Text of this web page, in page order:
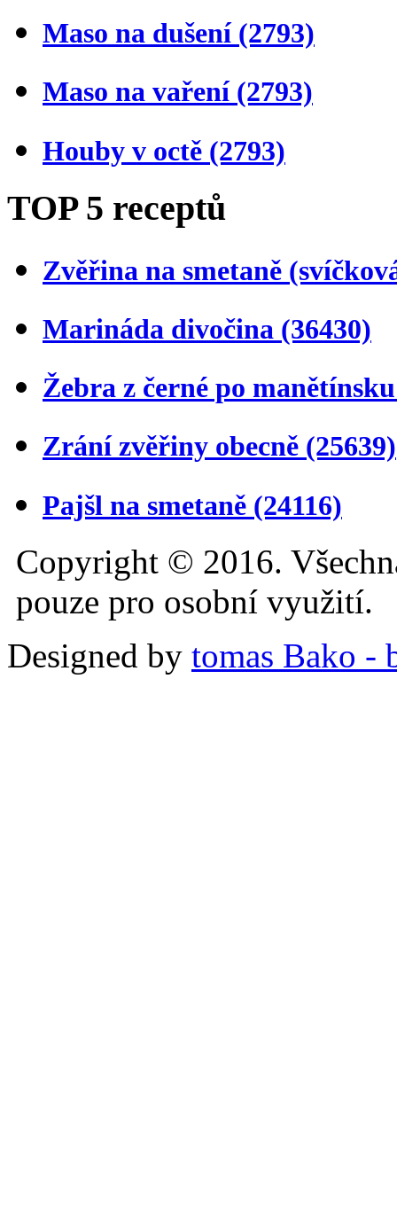
Maso na dušení (2793)
Maso na vaření (2793)
Houby v octě (2793)
TOP 5 receptů
Zvěřina na smetaně
Marináda divočina (36430)
Žebra z černé po
Zrání zvěřiny obecně (25639)
Pajšl na smetaně (24116)
Copyright © 2016.
pouze pro osobní využití.
Designed by tomas Bako -